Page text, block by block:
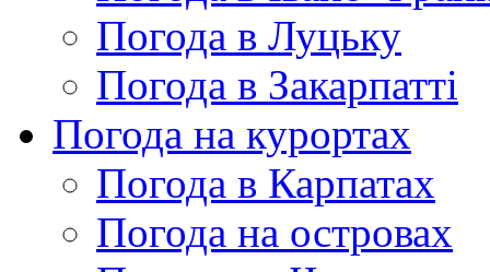
Погода в Луцьку
Погода в Закарпатті
Погода на курортах
Погода в Карпатах
Погода на островах